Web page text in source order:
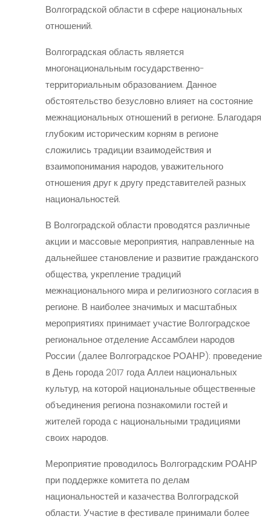
Волгоградской области в сфере национальных
отношений.
Волгоградская область является
многонациональным государственно-
территориальным образованием. Данное
обстоятельство безусловно влияет на состояние
межнациональных отношений в регионе. Благодаря
глубоким историческим корням в регионе
сложились традиции взаимодействия и
взаимопонимания народов, уважительного
отношения друг к другу представителей разных
национальностей.
В Волгоградской области проводятся различные
акции и массовые мероприятия, направленные на
дальнейшее становление и развитие гражданского
общества, укрепление традиций
межнационального мира и религиозного согласия в
регионе. В наиболее значимых и масштабных
мероприятиях принимает участие Волгоградское
региональное отделение Ассамблеи народов
России (далее Волгоградское РОАНР): проведение
в День города 2017 года Аллеи национальных
культур, на которой национальные общественные
объединения региона познакомили гостей и
жителей города с национальными традициями
своих народов.
Мероприятие проводилось Волгоградским РОАНР
при поддержке комитета по делам
национальностей и казачества Волгоградской
области. Участие в фестивале принимали более